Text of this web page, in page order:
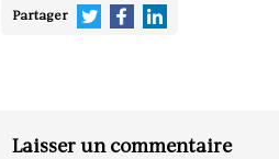
Partager
Laisser un commentaire